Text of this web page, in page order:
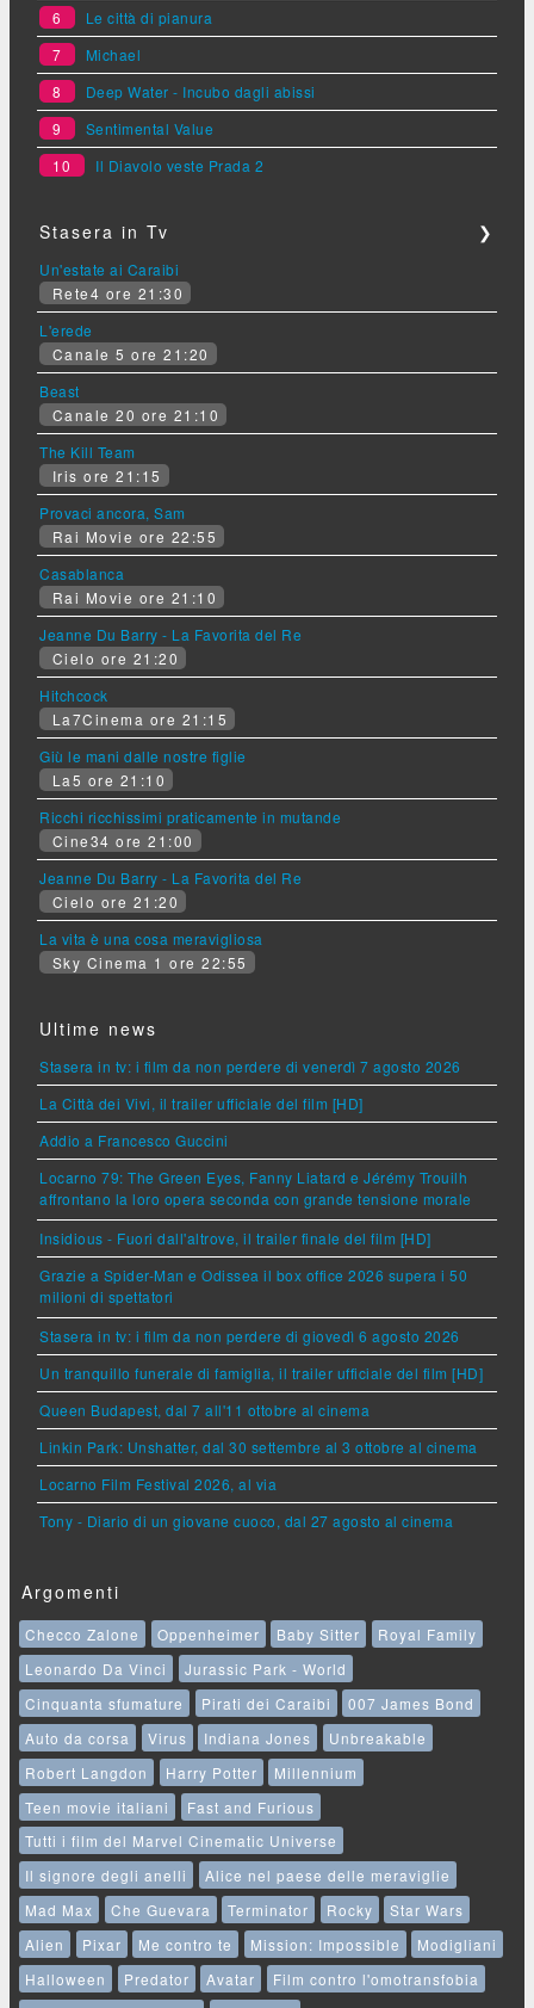
6
Le città di pianura
7
Michael
8
Deep Water - Incubo dagli abissi
9
Sentimental Value
10
Il Diavolo veste Prada 2
Stasera in Tv ❯
Un'estate ai Caraibi
Rete4 ore 21:30
L'erede
Canale 5 ore 21:20
Beast
Canale 20 ore 21:10
The Kill Team
Iris ore 21:15
Provaci ancora, Sam
Rai Movie ore 22:55
Casablanca
Rai Movie ore 21:10
Jeanne Du Barry - La Favorita del Re
Cielo ore 21:20
Hitchcock
La7Cinema ore 21:15
Giù le mani dalle nostre figlie
La5 ore 21:10
Ricchi ricchissimi praticamente in mutande
Cine34 ore 21:00
Jeanne Du Barry - La Favorita del Re
Cielo ore 21:20
La vita è una cosa meravigliosa
Sky Cinema 1 ore 22:55
Ultime news
Stasera in tv: i film da non perdere di venerdì 7 agosto 2026
La Città dei Vivi, il trailer ufficiale del film [HD]
Addio a Francesco Guccini
Locarno 79: The Green Eyes, Fanny Liatard e Jérémy Trouilh
affrontano la loro opera seconda con grande tensione morale
Insidious - Fuori dall'altrove, il trailer finale del film [HD]
Grazie a Spider-Man e Odissea il box office 2026 supera i 50
milioni di spettatori
Stasera in tv: i film da non perdere di giovedì 6 agosto 2026
Un tranquillo funerale di famiglia, il trailer ufficiale del film [HD]
Queen Budapest, dal 7 all'11 ottobre al cinema
Linkin Park: Unshatter, dal 30 settembre al 3 ottobre al cinema
Locarno Film Festival 2026, al via
Tony - Diario di un giovane cuoco, dal 27 agosto al cinema
Argomenti
Checco Zalone Oppenheimer Baby Sitter
Royal Family
Leonardo Da Vinci
Jurassic Park - World
Cinquanta sfumature
Pirati dei Caraibi
007 James Bond
Auto da corsa
Virus Indiana Jones
Unbreakable
Robert Langdon
Harry Potter
Millennium
Teen movie italiani
Fast and Furious
Tutti i film del Marvel Cinematic Universe
Il signore degli anelli
Alice nel paese delle meraviglie
Mad Max
Che Guevara Terminator Rocky
Star Wars
Alien
Pixar Me contro te Mission: Impossible
Modigliani
Halloween
Predator Avatar
Film contro l'omotransfobia